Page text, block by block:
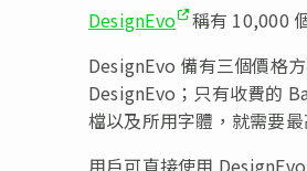
DesignEvo 稱有 10,000
DesignEvo 備有三個價格
DesignEvo；只有收費的
檔以及所用字體，就需要